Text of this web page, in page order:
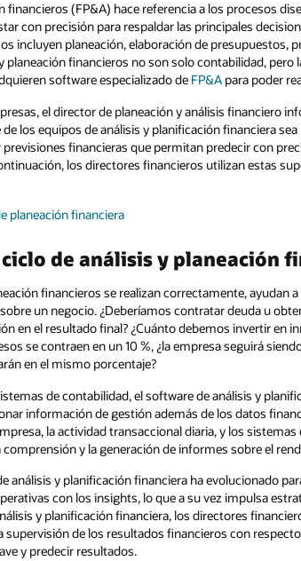
financieros (FP&A) hace referencia a los procesos
con precisión para respaldar las principales
incluyen planeación, elaboración de presupuestos,
planeación financieros no son solo contabilidad,
software especializado de FP&Apara poder
el director de planeación y análisis financiero
los equipos de análisis y planificación financiera
financieras que permitan predecir con
los directores financieros utilizan estas
planeación financiera
de análisis y planeación
financieros se realizan correctamente, ayudan
un negocio. ¿Deberíamos contratar deuda u
en el resultado final? ¿Cuánto debemos invertir en
se contraen en un 10 %, ¿la empresa seguirá
en el mismo porcentaje?
de contabilidad, el software de análisis y
información de gestión además de los datos
la actividad transaccional diaria, y los
y la generación de informes sobre el
análisis y planificación financiera ha evolucionado
con los insights, lo que a su vez impulsa
y planificación financiera, los directores
de los resultados financieros con
y predecir resultados.